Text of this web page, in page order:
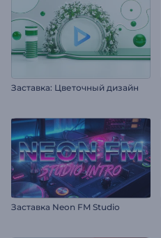
Заставка: Цветочный дизайн
Заставка Neon FM Studio